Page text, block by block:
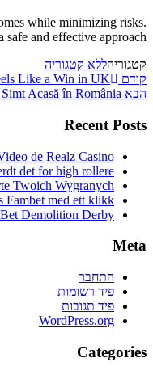
while minimizing risks.
and effective approach.
קטגוריהללא קטגוריה
ניווט
הפוסט
הקודם
קודם
Like a Win in UK
הפוסט
הבא Acasă în România
Recent Posts
de Realz Casino
det for high rollere?
Twoich Wygranych
Fambet med ett klikk
Demolition Derby
Meta
התחבר
פיד רשומות
פיד תגובות
WordPress.org
Categories